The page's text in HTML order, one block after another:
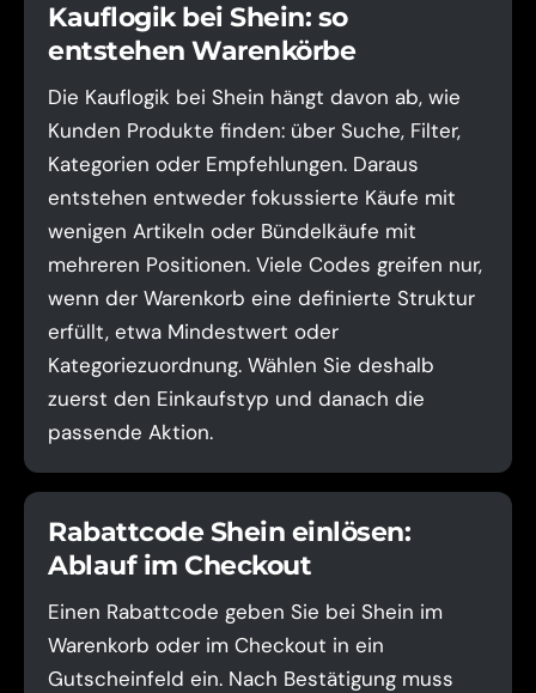
Kauflogik bei Shein: so
entstehen Warenkörbe
Die Kauflogik bei Shein hängt davon ab, wie
Kunden Produkte finden: über Suche, Filter,
Kategorien oder Empfehlungen. Daraus
entstehen entweder fokussierte Käufe mit
wenigen Artikeln oder Bündelkäufe mit
mehreren Positionen. Viele Codes greifen nur,
wenn der Warenkorb eine definierte Struktur
erfüllt, etwa Mindestwert oder
Kategoriezuordnung. Wählen Sie deshalb
zuerst den Einkaufstyp und danach die
passende Aktion.
Rabattcode Shein einlösen:
Ablauf im Checkout
Einen Rabattcode geben Sie bei Shein im
Warenkorb oder im Checkout in ein
Gutscheinfeld ein. Nach Bestätigung muss